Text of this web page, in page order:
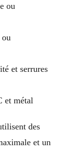
ou
et serrures
et métal
des
et un